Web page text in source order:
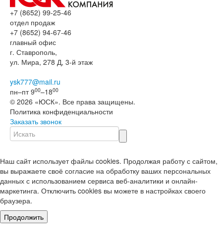
+7 (8652) 99-25-46
отдел продаж
+7 (8652) 94-67-46
главный офис
г. Ставрополь,
ул. Мира, 278 Д, 3-й этаж
ysk777@mail.ru
пн–пт 900–1800
© 2026 «ЮСК». Все права защищены.
Политика конфиденциальности
Заказать звонок
Наш сайт использует файлы cookies. Продолжая работу с сайтом,
вы выражаете своё согласие на обработку ваших персональных
данных с использованием сервиса веб-аналитики и онлайн-
маркетинга. Отключить cookies вы можете в настройках своего
браузера.
Продолжить